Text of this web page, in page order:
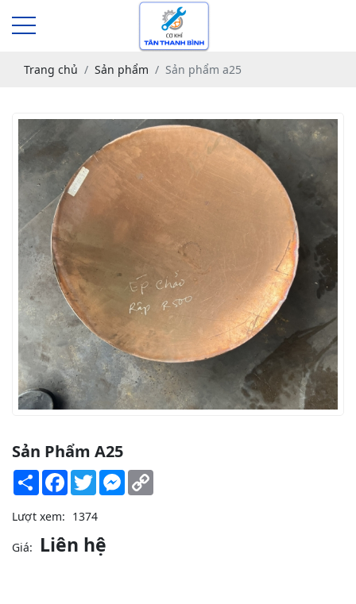
Trang chủ Sản phẩm Sản phẩm a25
Sản Phẩm A25
Share Facebook
TwitterMessenger
Lượt xem: 1374
Giá: Liên hệ